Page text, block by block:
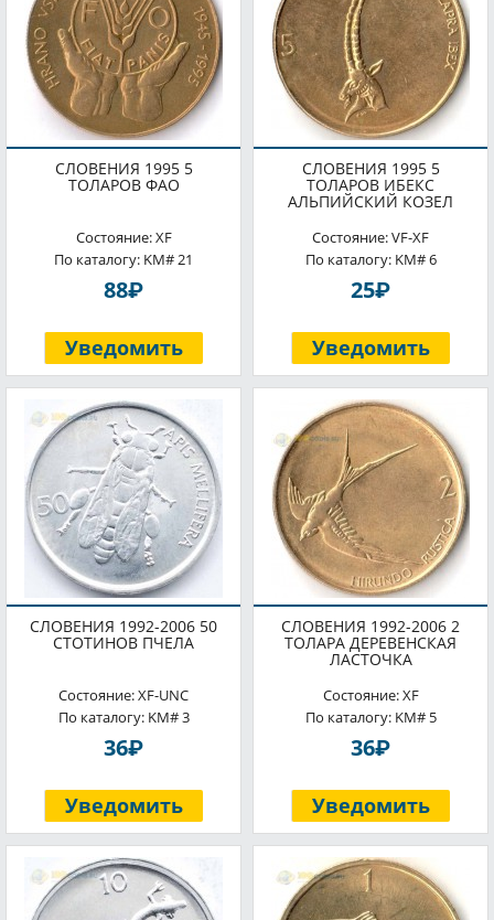
СЛОВЕНИЯ 1995 5
ТОЛАРОВ ФАО
Состояние: XF
По каталогу: KM# 21
88P
Уведомить
СЛОВЕНИЯ 1995 5
ТОЛАРОВ ИБЕКС
АЛЬПИЙСКИЙ КОЗЕЛ
Состояние: VF-XF
По каталогу: KM# 6
25P
Уведомить
СЛОВЕНИЯ 1992-2006 50
СТОТИНОВ ПЧЕЛА
Состояние: XF-UNC
По каталогу: KM# 3
36P
Уведомить
СЛОВЕНИЯ 1992-2006 2
ТОЛАРА ДЕРЕВЕНСКАЯ
ЛАСТОЧКА
Состояние: XF
По каталогу: KM# 5
36P
Уведомить